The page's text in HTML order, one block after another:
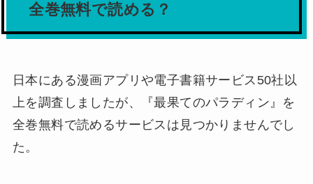
全巻無料で読める？
日本にある漫画アプリや電子書籍サービス50社以
上を調査しましたが、
『最果てのパラディン』を
全巻無料で読めるサービスは見つかりませんでし
た。